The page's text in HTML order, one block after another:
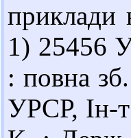
приклади
1) 25456
: повна
УРСР, Ін-